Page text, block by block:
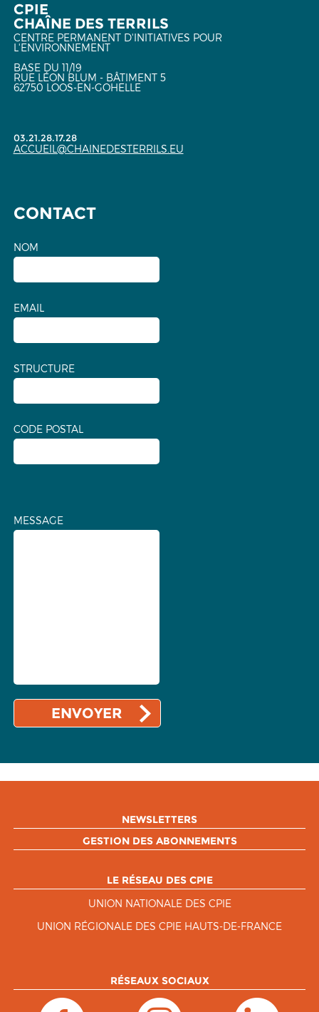
CPIE
CHAÎNE DES TERRILS
CENTRE PERMANENT D'INITIATIVES POUR
L'ENVIRONNEMENT
BASE DU 11/19
RUE LÉON BLUM - BÂTIMENT 5
62750 LOOS-EN-GOHELLE
03.21.28.17.28
ACCUEIL@CHAINEDESTERRILS.EU
CONTACT
NOM
EMAIL
STRUCTURE
CODE POSTAL
MESSAGE
NEWSLETTERS
GESTION DES ABONNEMENTS
LE RÉSEAU DES CPIE
UNION NATIONALE DES CPIE
UNION RÉGIONALE DES CPIE HAUTS-DE-FRANCE
RÉSEAUX SOCIAUX